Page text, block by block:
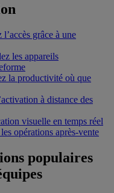
grâce à une
les appareils
la productivité où que
à distance des
visuelle en temps réel
opérations après-vente
populaires